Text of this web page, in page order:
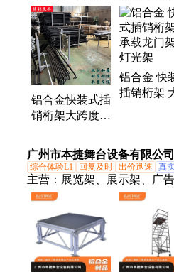
太空架、海报架、舞台道具
舞台桁架、升降舞台、婚庆
架、灯光架架、展架广告、
合金舞台、展架铝合金、铝
克力台卡、悬挂展示牌
铝合金快装式插
销桁架大跨度大
灯光架 博铭
铝合金 快
插销桁架
广州市本捷舞台设备有限公司
综合体验L1 回复及时 出价迅速 真
主营： 展览架、展示架、广
舞台机械设备、铝合金舞台
灯光架、铝合金太空架、铝
台、灯光背景架子、铝合金
架、三角铝板桁架、t台舞台
铝合金铝板桁架、truss灯光